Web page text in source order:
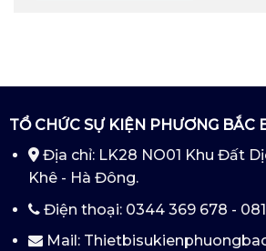
TỔ CHỨC SỰ KIỆN PHƯƠNG BẮC
Địa chỉ: LK28 NO01 Khu Đất
Khê - Hà Đông.
Điện thoại: 0344 369 678 - 081
Mail: